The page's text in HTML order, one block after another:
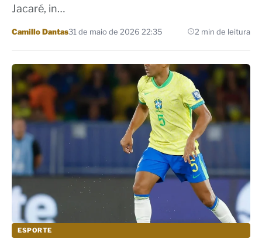
Jacaré, in…
Por
Camillo Dantas31 de maio de 2026 22:35 2 min de leitura
ESPORTE